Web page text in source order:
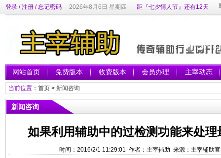
登录/注册/忘记密码 2026年8月6日 星期四 距『七夕情人节』还有12天
网站首页 免费版本 收费版本 会员办理 主宰动态
当前位置： 首页> 新闻咨询
新闻咨询
如果利用辅助中的过检测功能来处
时间：2016/2/1 11:29:01 作者：主宰辅助 来源：主宰辅助